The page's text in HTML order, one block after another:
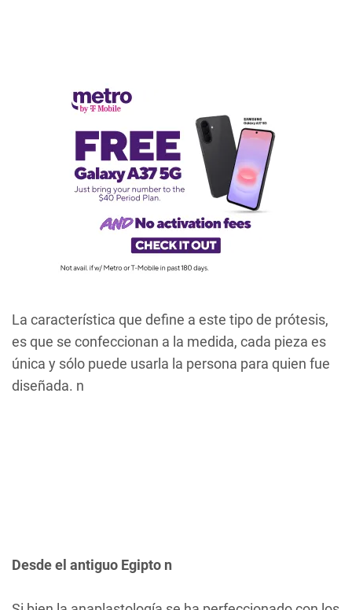
La característica que define a este tipo de prótesis,
es que se confeccionan a la medida, cada pieza es
única y sólo puede usarla la persona para quien fue
diseñada. n
Desde el antiguo Egipto n